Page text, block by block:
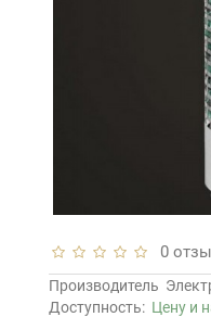
0
Производитель
Доступность: Цену и